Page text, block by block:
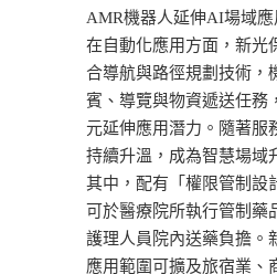
AMR機器人延伸AI場域應
在自動化應用方面，新光
合導航與路徑規劃技術，
賓、導覽與物資遞送任務
元延伸應用潛力。隨著服
持續升溫，成為智慧場域
其中，配有「權限管制設
可於醫療院所執行管制藥
護理人員院內送藥負擔。
應用範圍可擴及旅宿業、